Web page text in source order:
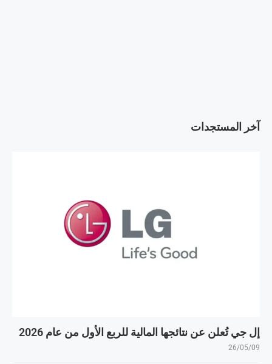
آخر المستجدات
إل جي تُعلن عن نتائجها المالية للربع الأول من عام 2026
26/05/09